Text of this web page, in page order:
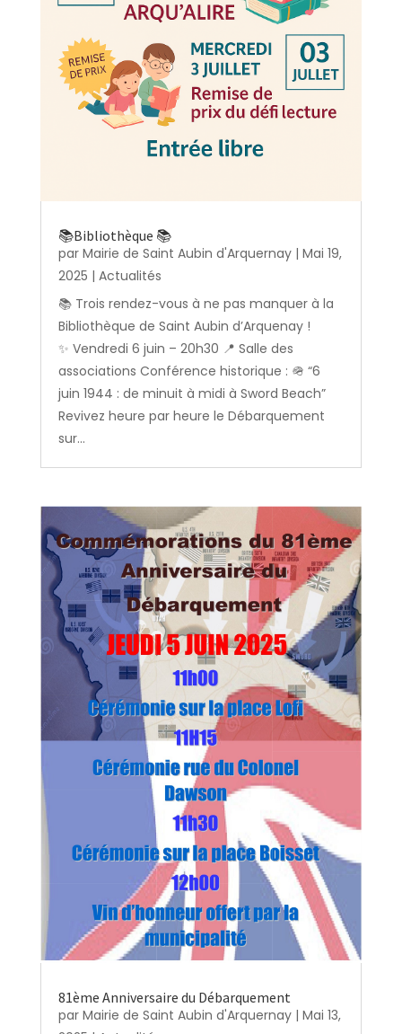
📚Bibliothèque 📚
par Mairie de Saint Aubin d'Arquernay| Mai 19,
2025 | Actualités
📚 Trois rendez-vous à ne pas manquer à la
Bibliothèque de Saint Aubin d’Arquenay !
✨ Vendredi 6 juin – 20h30 📍 Salle des
associations Conférence historique : 🪖 “6
juin 1944 : de minuit à midi à Sword Beach”
Revivez heure par heure le Débarquement
sur...
81ème Anniversaire du Débarquement
par Mairie de Saint Aubin d'Arquernay| Mai 13,